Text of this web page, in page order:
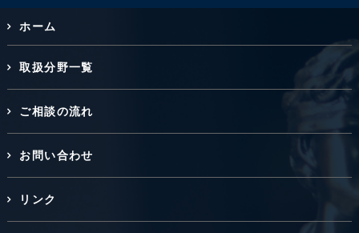
ホーム
取扱分野一覧
ご相談の流れ
お問い合わせ
リンク